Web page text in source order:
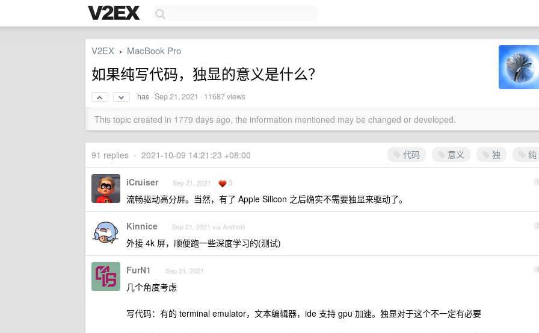
V2EX › MacBook Pro
如果纯写代码，独显的意义是什么？
has ·Sep 21, 2021 · 11687 views
This topic created in 1779 days ago, the information mentioned may be changed or developed.
代码 意义 独 纯
91 replies • 2021-10-09 14:21:23 +08:00
1
iCruiser Sep 21, 2021 3
流畅驱动高分屏。当然，有了 Apple Silicon 之后确实不需要独显来驱动了。
2
Kinnice Sep 21, 2021 via Android
外接 4k 屏，顺便跑一些深度学习的(测试)
3
FurN1 Sep 21, 2021
几个角度考虑
写代码：有的 terminal emulator，文本编辑器，ide 支持 gpu 加速。独显对于这个不一定有必要